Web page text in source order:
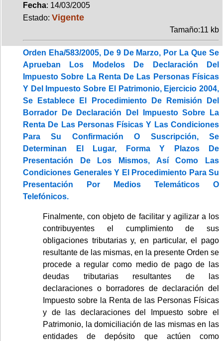
Fecha: 14/03/2005
Estado: Vigente
Tamaño:11 kb
Orden Eha/583/2005, De 9 De Marzo, Por La Que Se
Aprueban Los Modelos De Declaración Del
Impuesto Sobre La Renta De Las Personas Físicas
Y Del Impuesto Sobre El Patrimonio, Ejercicio 2004,
Se Establece El Procedimiento De Remisión Del
Borrador De Declaración Del Impuesto Sobre La
Renta De Las Personas Físicas Y Las Condiciones
Para Su Confirmación O Suscripción, Se
Determinan El Lugar, Forma Y Plazos De
Presentación De Los Mismos, Así Como Las
Condiciones Generales Y El Procedimiento Para Su
Presentación Por Medios Telemáticos O
Telefónicos.
Finalmente, con objeto de facilitar y agilizar a los
contribuyentes el cumplimiento de sus
obligaciones tributarias y, en particular, el pago
resultante de las mismas, en la presente Orden se
procede a regular como medio de pago de las
deudas tributarias resultantes de las
declaraciones o borradores de declaración del
Impuesto sobre la Renta de las Personas Físicas
y de las declaraciones del Impuesto sobre el
Patrimonio, la domiciliación de las mismas en las
entidades de depósito que actúen como